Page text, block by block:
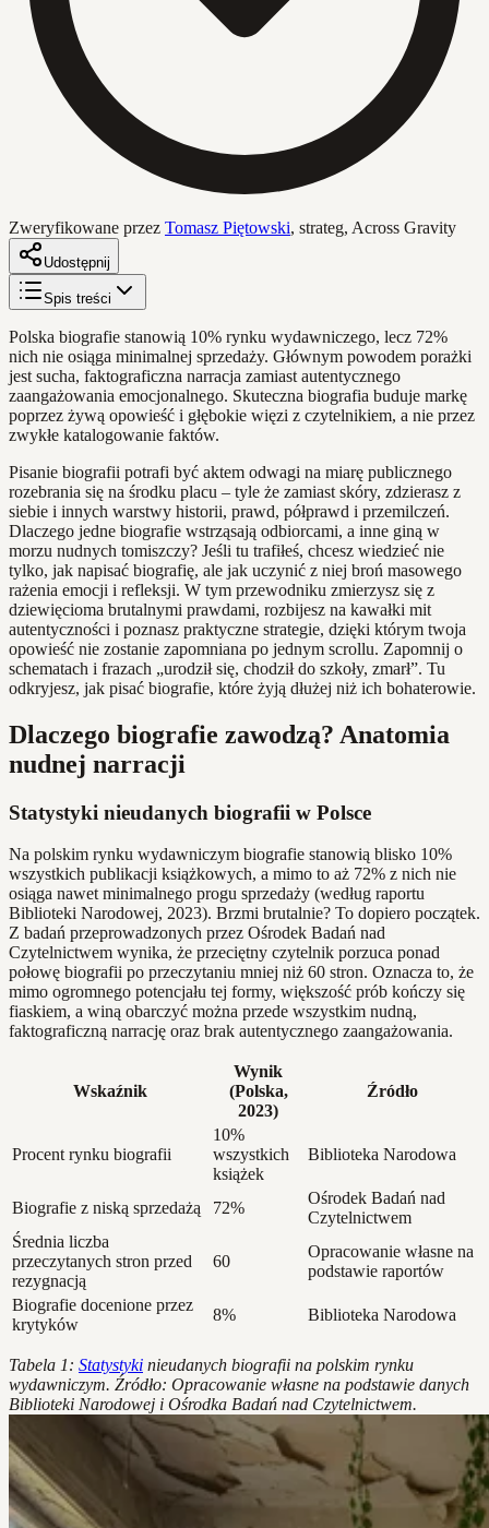
Zweryfikowane przez Tomasz Piętowski, strateg, Across Gravity
Udostępnij
Spis treści
Polska biografie stanowią 10% rynku wydawniczego, lecz 72%
nich nie osiąga minimalnej sprzedaży. Głównym powodem porażki
jest sucha, faktograficzna narracja zamiast autentycznego
zaangażowania emocjonalnego. Skuteczna biografia buduje markę
poprzez żywą opowieść i głębokie więzi z czytelnikiem, a nie przez
zwykłe katalogowanie faktów.
Pisanie biografii potrafi być aktem odwagi na miarę publicznego
rozebrania się na środku placu – tyle że zamiast skóry, zdzierasz z
siebie i innych warstwy historii, prawd, półprawd i przemilczeń.
Dlaczego jedne biografie wstrząsają odbiorcami, a inne giną w
morzu nudnych tomiszczy? Jeśli tu trafiłeś, chcesz wiedzieć nie
tylko, jak napisać biografię, ale jak uczynić z niej broń masowego
rażenia emocji i refleksji. W tym przewodniku zmierzysz się z
dziewięcioma brutalnymi prawdami, rozbijesz na kawałki mit
autentyczności i poznasz praktyczne strategie, dzięki którym twoja
opowieść nie zostanie zapomniana po jednym scrollu. Zapomnij o
schematach i frazach „urodził się, chodził do szkoły, zmarł”. Tu
odkryjesz, jak pisać biografie, które żyją dłużej niż ich bohaterowie.
Dlaczego biografie zawodzą? Anatomia
nudnej narracji
Statystyki nieudanych biografii w Polsce
Na polskim rynku wydawniczym biografie stanowią blisko 10%
wszystkich publikacji książkowych, a mimo to aż 72% z nich nie
osiąga nawet minimalnego progu sprzedaży (według raportu
Biblioteki Narodowej, 2023). Brzmi brutalnie? To dopiero początek.
Z badań przeprowadzonych przez Ośrodek Badań nad
Czytelnictwem wynika, że przeciętny czytelnik porzuca ponad
połowę biografii po przeczytaniu mniej niż 60 stron. Oznacza to, że
mimo ogromnego potencjału tej formy, większość prób kończy się
fiaskiem, a winą obarczyć można przede wszystkim nudną,
faktograficzną narrację oraz brak autentycznego zaangażowania.
Wskaźnik
Wynik
(Polska,
2023)
Źródło
Procent rynku biografii
10%
wszystkich
książek
Biblioteka Narodowa
Biografie z niską sprzedażą 72%
Ośrodek Badań nad
Czytelnictwem
Średnia liczba
przeczytanych stron przed
rezygnacją
60
Opracowanie własne na
podstawie raportów
Biografie docenione przez
krytyków
8% Biblioteka Narodowa
Tabela 1: Statystyki nieudanych biografii na polskim rynku
wydawniczym. Źródło: Opracowanie własne na podstawie danych
Biblioteki Narodowej i Ośrodka Badań nad Czytelnictwem.